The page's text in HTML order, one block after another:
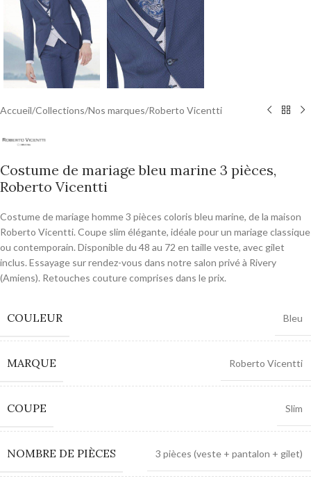
Accueil/Collections/Nos marques/Roberto Vicentti
Costume de mariage bleu marine 3 pièces,
Roberto Vicentti
Costume de mariage homme 3 pièces coloris bleu marine, de la maison
Roberto Vicentti. Coupe slim élégante, idéale pour un mariage classique
ou contemporain. Disponible du 48 au 72 en taille veste, avec gilet
inclus. Essayage sur rendez-vous dans notre salon privé à Rivery
(Amiens). Retouches couture comprises dans le prix.
COULEUR Bleu
MARQUE Roberto Vicentti
COUPE Slim
NOMBRE DE PIÈCES 3 pièces (veste + pantalon + gilet)